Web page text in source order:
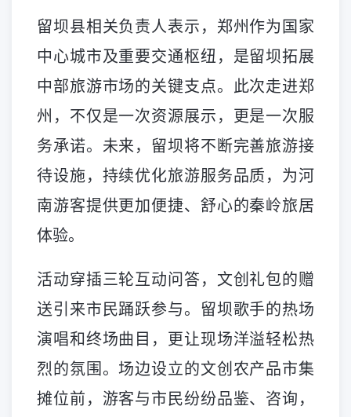
留坝县相关负责人表示，郑州作为国家
中心城市及重要交通枢纽，是留坝拓展
中部旅游市场的关键支点。此次走进郑
州，不仅是一次资源展示，更是一次服
务承诺。未来，留坝将不断完善旅游接
待设施，持续优化旅游服务品质，为河
南游客提供更加便捷、舒心的秦岭旅居
体验。
活动穿插三轮互动问答，文创礼包的赠
送引来市民踊跃参与。留坝歌手的热场
演唱和终场曲目，更让现场洋溢轻松热
烈的氛围。场边设立的文创农产品市集
摊位前，游客与市民纷纷品鉴、咨询，